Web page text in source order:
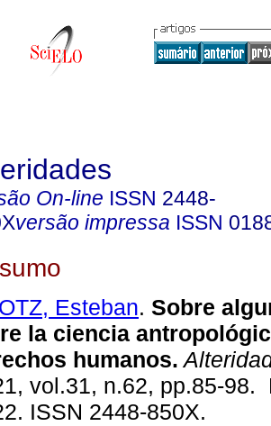
On-line ISSN 2448-
versão impressa ISSN
Esteban. Sobre
la ciencia
humanos.
vol.31, n.62, pp.85-98.
ISSN 2448-850X.